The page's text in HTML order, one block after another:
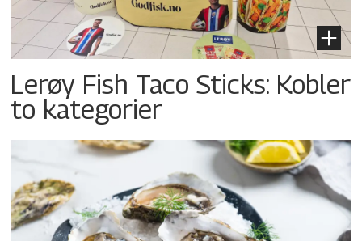
Lerøy Fish Taco Sticks: Kobler
to kategorier